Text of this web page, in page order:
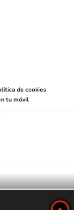
de cookies
tu móvil